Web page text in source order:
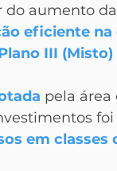
do aumento
eficiente na
III
pela
foi
em